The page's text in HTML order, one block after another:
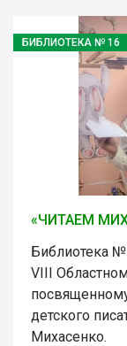
БИБЛИОТЕКА № 16
«ЧИТАЕМ
Библиотека
VIII
детского
Михасенко.